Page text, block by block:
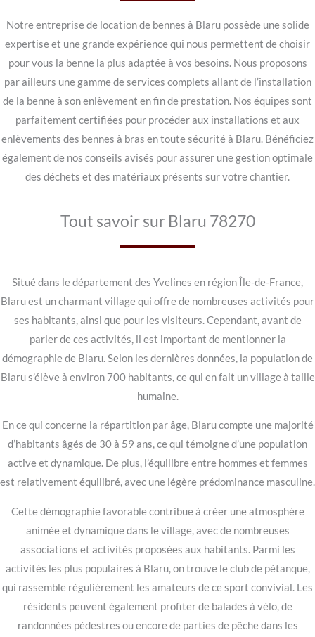
Notre entreprise de location de bennes à Blaru possède une solide
expertise et une grande expérience qui nous permettent de choisir
pour vous la benne la plus adaptée à vos besoins. Nous proposons
par ailleurs une gamme de services complets allant de l’installation
de la benne à son enlèvement en fin de prestation. Nos équipes sont
parfaitement certifiées pour procéder aux installations et aux
enlèvements des bennes à bras en toute sécurité à Blaru. Bénéficiez
également de nos conseils avisés pour assurer une gestion optimale
des déchets et des matériaux présents sur votre chantier.
Tout savoir sur Blaru 78270
Situé dans le département des Yvelines en région Île-de-France,
Blaru est un charmant village qui offre de nombreuses activités pour
ses habitants, ainsi que pour les visiteurs. Cependant, avant de
parler de ces activités, il est important de mentionner la
démographie de Blaru. Selon les dernières données, la population de
Blaru s’élève à environ 700 habitants, ce qui en fait un village à taille
humaine.
En ce qui concerne la répartition par âge, Blaru compte une majorité
d’habitants âgés de 30 à 59 ans, ce qui témoigne d’une population
active et dynamique. De plus, l’équilibre entre hommes et femmes
est relativement équilibré, avec une légère prédominance masculine.
Cette démographie favorable contribue à créer une atmosphère
animée et dynamique dans le village, avec de nombreuses
associations et activités proposées aux habitants. Parmi les
activités les plus populaires à Blaru, on trouve le club de pétanque,
qui rassemble régulièrement les amateurs de ce sport convivial. Les
résidents peuvent également profiter de balades à vélo, de
randonnées pédestres ou encore de parties de pêche dans les